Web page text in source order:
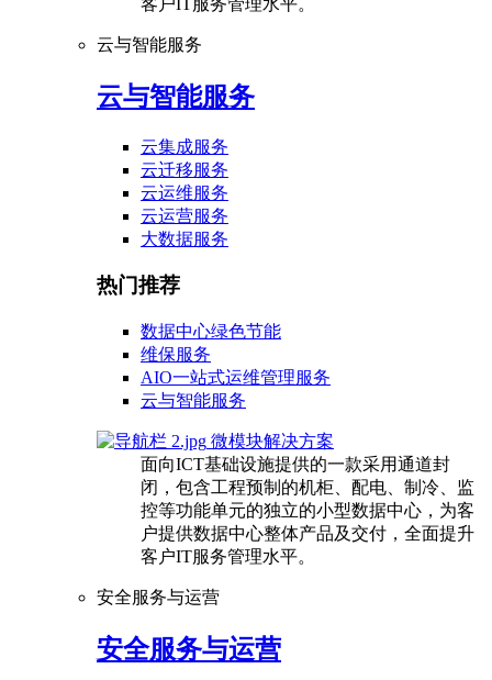
云与智能服务
云与智能服务
云集成服务
云迁移服务
云运维服务
云运营服务
大数据服务
热门推荐
数据中心绿色节能
维保服务
AIO一站式运维管理服务
云与智能服务
微模块解决方案
面向ICT基础设施提供的一款采用通道封
闭，包含工程预制的机柜、配电、制冷、监
控等功能单元的独立的小型数据中心，为客
户提供数据中心整体产品及交付，全面提升
客户IT服务管理水平。
安全服务与运营
安全服务与运营